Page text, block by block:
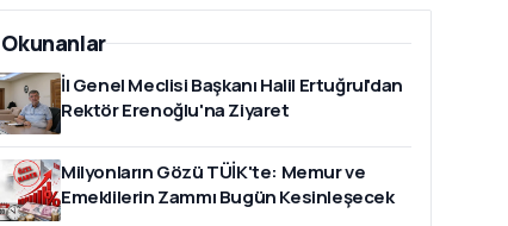
İl Genel Meclisi Başkanı Halil Ertuğrul'dan
Rektör Erenoğlu'na Ziyaret
Milyonların Gözü TÜİK'te: Memur ve
Emeklilerin Zammı Bugün Kesinleşecek